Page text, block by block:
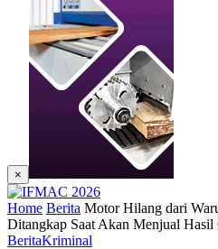
×
Home Berita Motor Hilang dari
Ditangkap Saat Akan Menjual Hasil
BeritaKriminal